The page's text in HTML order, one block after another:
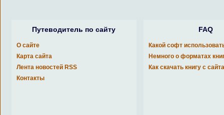
Путеводитель по сайту
О сайте
Карта сайта
Лента новостей RSS
Контакты
FAQ
Какой софт
Немного о форматах
Как скачать книгу с